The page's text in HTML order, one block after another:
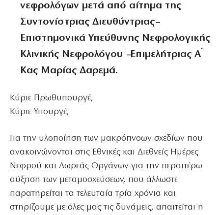
νεφρολόγων μετά από αίτημα της
Συντονίστριας Διευθύντριας–
Επιστημονικά Υπεύθυνης Νεφρολογικής
Κλινικής Νεφρολόγου –Επιμελήτριας Α ́
Κας Μαρίας Δαρεμά.
Κύριε Πρωθυπουργέ,
Κύριε Υπουργέ,
Για την υλοποίηση των μακρόπνοων σχεδίων που
ανακοινώνονται στις Εθνικές και Διεθνείς Ημέρες
Νεφρού και Δωρεάς Οργάνων για την περαιτέρω
αύξηση των μεταμοσχεύσεων, που άλλωστε
παρατηρείται τα τελευταία τρία χρόνια και
στηρίζουμε με όλες μας τις δυνάμεις, απαιτείται η